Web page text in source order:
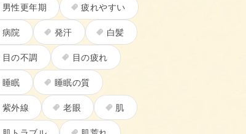
男性更年期 疲れやすい
病院 発汗 白髪
目の不調 目の疲れ
睡眠 睡眠の質
紫外線 老眼 肌